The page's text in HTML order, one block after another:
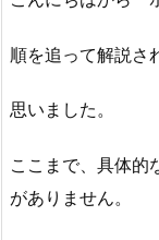
順を追って解説さ
思いました。
ここまで、具体的
がありません。